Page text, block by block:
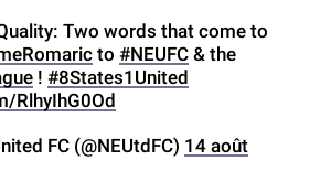
Two words that come to
to #NEUFC & the
! #8States1United
RlhyIhG0Od
FC (@NEUtdFC) 14 août